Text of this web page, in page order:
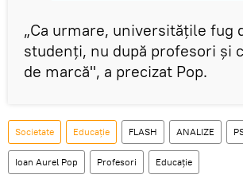
„Ca urmare, universităţile fug
studenţi, nu după profesori şi
de marcă", a precizat Pop.
Societate Educație FLASH ANALIZE
Ioan Aurel Pop Profesori Educaţie